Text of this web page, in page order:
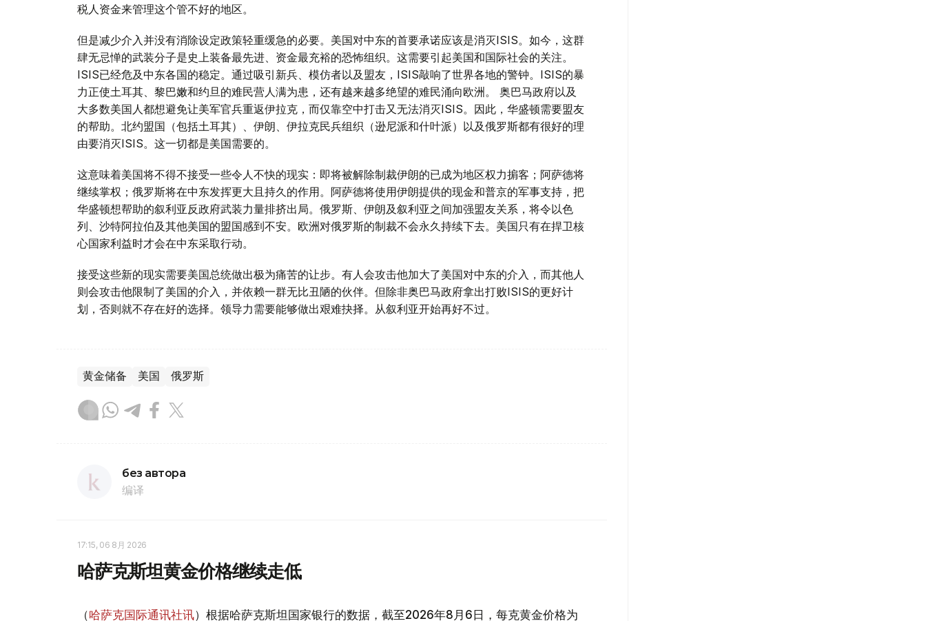
税人资金来管理这个管不好的地区。
但是减少介入并没有消除设定政策轻重缓急的必要。美国对中东的首要承诺应该是消灭ISIS。如今，这群
肆无忌惮的武装分子是史上装备最先进、资金最充裕的恐怖组织。这需要引起美国和国际社会的关注。
ISIS已经危及中东各国的稳定。通过吸引新兵、模仿者以及盟友，ISIS敲响了世界各地的警钟。ISIS的暴
力正使土耳其、黎巴嫩和约旦的难民营人满为患，还有越来越多绝望的难民涌向欧洲。 奥巴马政府以及
大多数美国人都想避免让美军官兵重返伊拉克，而仅靠空中打击又无法消灭ISIS。因此，华盛顿需要盟友
的帮助。北约盟国（包括土耳其）、伊朗、伊拉克民兵组织（逊尼派和什叶派）以及俄罗斯都有很好的理
由要消灭ISIS。这一切都是美国需要的。
这意味着美国将不得不接受一些令人不快的现实：即将被解除制裁伊朗的已成为地区权力掮客；阿萨德将
继续掌权；俄罗斯将在中东发挥更大且持久的作用。阿萨德将使用伊朗提供的现金和普京的军事支持，把
华盛顿想帮助的叙利亚反政府武装力量排挤出局。俄罗斯、伊朗及叙利亚之间加强盟友关系，将令以色
列、沙特阿拉伯及其他美国的盟国感到不安。欧洲对俄罗斯的制裁不会永久持续下去。美国只有在捍卫核
心国家利益时才会在中东采取行动。
接受这些新的现实需要美国总统做出极为痛苦的让步。有人会攻击他加大了美国对中东的介入，而其他人
则会攻击他限制了美国的介入，并依赖一群无比丑陋的伙伴。但除非奥巴马政府拿出打败ISIS的更好计
划，否则就不存在好的选择。领导力需要能够做出艰难抉择。从叙利亚开始再好不过。
黄金储备 美国 俄罗斯
без автора
编译
17:15, 06 8月 2026
哈萨克斯坦黄金价格继续走低
（哈萨克国际通讯社讯）根据哈萨克斯坦国家银行的数据，截至2026年8月6日，每克黄金价格为